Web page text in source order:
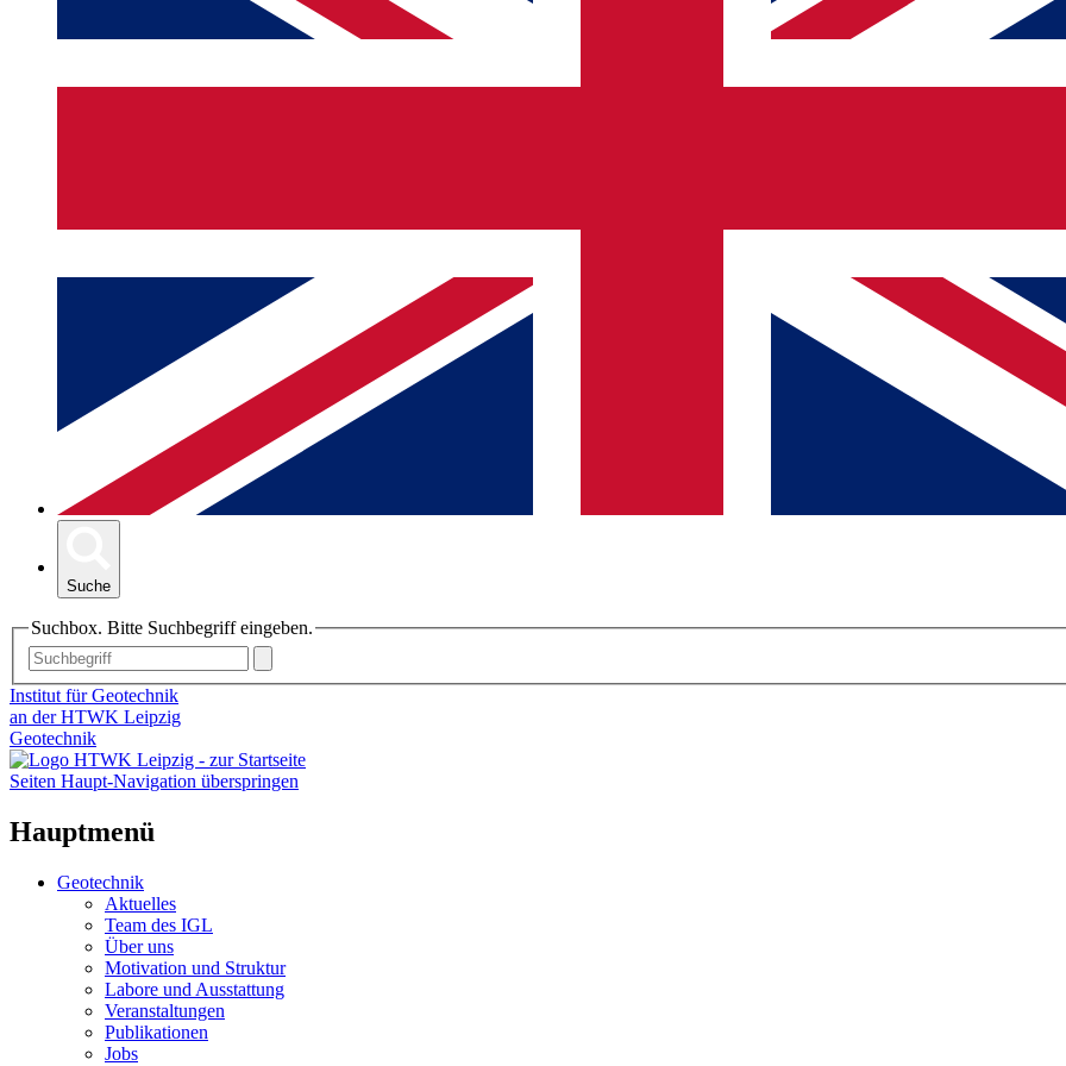
Suche
Suchbox. Bitte Suchbegriff eingeben.
Institut für Geotechnik
an der HTWK Leipzig
Geotechnik
Seiten Haupt-Navigation überspringen
Hauptmenü
Geotechnik
Aktuelles
Team des IGL
Über uns
Motivation und Struktur
Labore und Ausstattung
Veranstaltungen
Publikationen
Jobs